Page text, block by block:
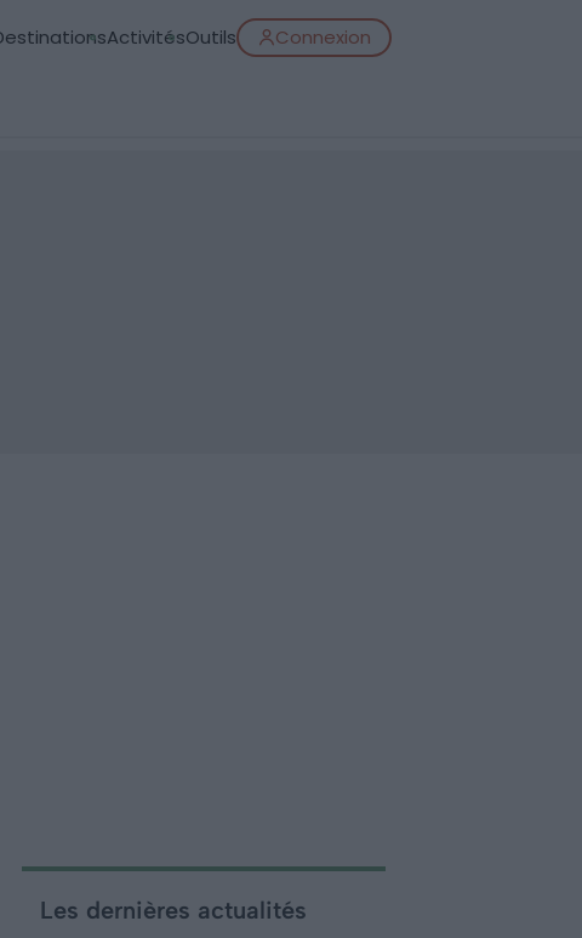
ActivitésOutils Connexion
Les dernières actualités